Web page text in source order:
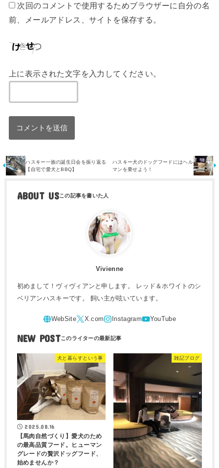
次回のコメントで使用するためブラウザーに自分の名
前、メールアドレス、サイトを保存する。
上に表示された文字を入力してください。
ハスキー一族の誕生日会を振り返る
【自宅で愛犬とBBQ】
ハスキー犬のドッグフードにはヘル
マンを乗せよう！
ABOUT US
Vivienne
初めまして！ヴィヴィアンと申します。 レッド＆ホワイトのシ
ベリアンハスキーです。 飼い主が呟いています。
NEW POST
犬と暮らすという事
2025.08.16
【馬肉自然づくり】愛犬のため
の最高品質フード。ヒューマン
グレードの贅沢ドッグフード、
始めませんか？
雑記ブログ